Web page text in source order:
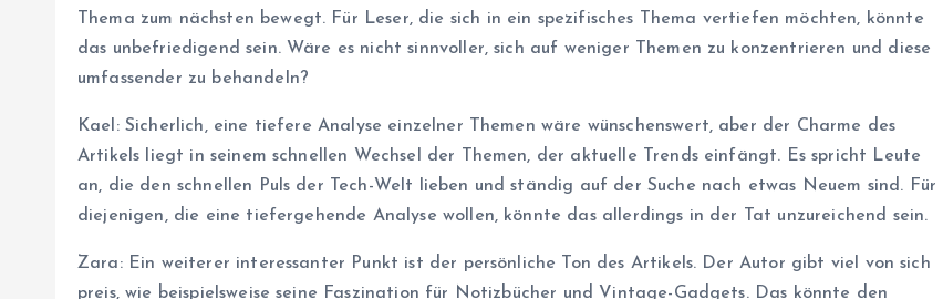
Thema zum nächsten bewegt. Für Leser, die sich in ein spezifisches Thema vertiefen möchten, könnte
das unbefriedigend sein. Wäre es nicht sinnvoller, sich auf weniger Themen zu konzentrieren und diese
umfassender zu behandeln?
Kael: Sicherlich, eine tiefere Analyse einzelner Themen wäre wünschenswert, aber der Charme des
Artikels liegt in seinem schnellen Wechsel der Themen, der aktuelle Trends einfängt. Es spricht Leute
an, die den schnellen Puls der Tech-Welt lieben und ständig auf der Suche nach etwas Neuem sind. Für
diejenigen, die eine tiefergehende Analyse wollen, könnte das allerdings in der Tat unzureichend sein.
Zara: Ein weiterer interessanter Punkt ist der persönliche Ton des Artikels. Der Autor gibt viel von sich
preis, wie beispielsweise seine Faszination für Notizbücher und Vintage-Gadgets. Das könnte den